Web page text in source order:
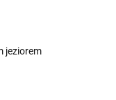
jeziorem